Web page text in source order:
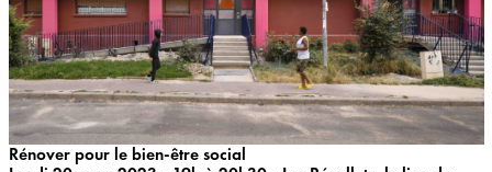
Légende
Rénover pour le bien-être social